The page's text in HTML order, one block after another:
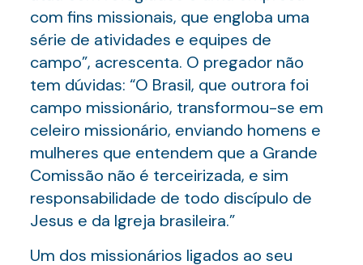
com fins missionais, que engloba uma
série de atividades e equipes de
campo”, acrescenta. O pregador não
tem dúvidas: “O Brasil, que outrora foi
campo missionário, transformou-se em
celeiro missionário, enviando homens e
mulheres que entendem que a Grande
Comissão não é terceirizada, e sim
responsabilidade de todo discípulo de
Jesus e da Igreja brasileira.”
Um dos missionários ligados ao seu